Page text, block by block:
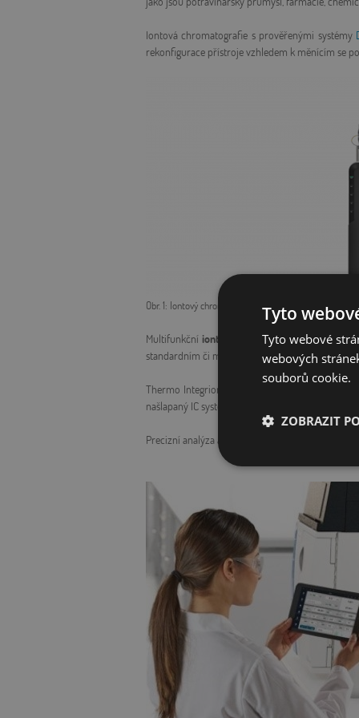
Iontová chromatografie s prověřenými systémy
rekonfigurace přístroje vzhledem k měnícím se
Obr. 1: Iontový chromatograf Inuvion
Multifunkční iontový chromatografIntegrionje
standardním či microbore uspořádání.
Thermo Integrion zasáhne srdce jak laboratoří
našlapaný IC systém oplývá možnostmi volby
Precizní analýza aniontů a kationtů stejně jako
Tyto
Tyto webové
webových
souborů cookie.
ZOBRAZIT
Nezbytně
soubory
Nezbytně
Nezbytně nutné
stránky nelze bez